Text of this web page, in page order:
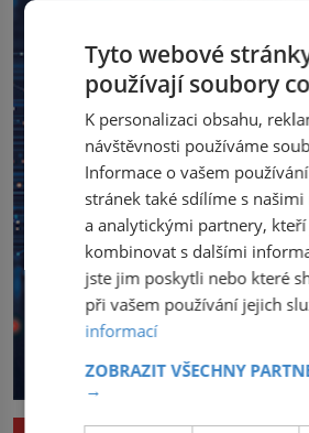
Tyto webové
používají soubory
K personalizaci obsahu,
návštěvnosti používáme
Informace o vašem
stránek také sdílíme s
a analytickými partnery,
kombinovat s dalšími
jste jim poskytli nebo které
při vašem používání jejich
informací
ZOBRAZIT VŠECHNY
→